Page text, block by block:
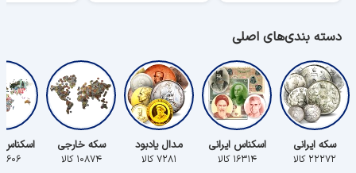
دسته بندی‌های اصلی
سکه ایرانی
۲۲۲۷۲ کالا
اسکناس ایرانی
۱۶۳۱۴ کالا
مدال یادبود
۷۲۸۱ کالا
سکه خارجی
۱۰۸۷۴ کالا ۵۶۰۶ کالا